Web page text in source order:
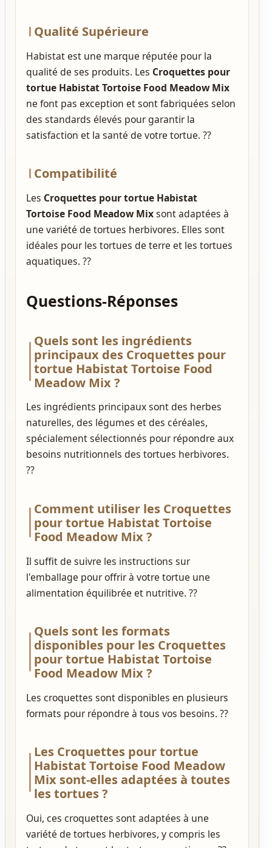
Qualité Supérieure
Habistat est une marque réputée pour la
qualité de ses produits. Les Croquettes pour
tortue Habistat Tortoise Food Meadow Mix
ne font pas exception et sont fabriquées selon
des standards élevés pour garantir la
satisfaction et la santé de votre tortue. ??
Compatibilité
Les Croquettes pour tortue Habistat
Tortoise Food Meadow Mixsontadaptées à
une variété de tortues herbivores. Elles sont
idéales pour les tortues de terre et les tortues
aquatiques. ??
Questions-Réponses
Quels sont les ingrédients
principaux des Croquettes pour
tortue Habistat Tortoise Food
Meadow Mix ?
Les ingrédients principaux sont des herbes
naturelles, des légumes et des céréales,
spécialement sélectionnés pour répondre aux
besoins nutritionnels des tortues herbivores.
??
Comment utiliser les Croquettes
pour tortue Habistat Tortoise
Food Meadow Mix ?
Il suffit de suivre les instructions sur
l'emballage pour offrir à votre tortue une
alimentation équilibrée et nutritive. ??️
Quels sont les formats
disponibles pour les Croquettes
pour tortue Habistat Tortoise
Food Meadow Mix ?
Les croquettes sont disponibles en plusieurs
formats pour répondre à tous vos besoins. ??
Les Croquettes pour tortue
Habistat Tortoise Food Meadow
Mix sont-elles adaptées à toutes
les tortues ?
Oui, ces croquettes sont adaptées à une
variété de tortues herbivores, y compris les